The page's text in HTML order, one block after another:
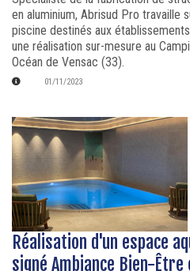
en aluminium, Abrisud Pro travaille
piscine destinés aux
une réalisation sur-mesure au
Océan de Vensac (33).
01/11/2023
Réalisation d'un espace
signé Ambiance Bien-